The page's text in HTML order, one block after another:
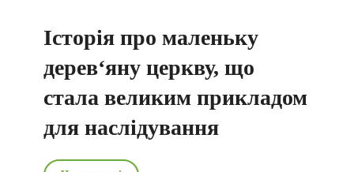
Історія про маленьку
дерев‘яну церкву, що
стала великим прикладом
для наслідування